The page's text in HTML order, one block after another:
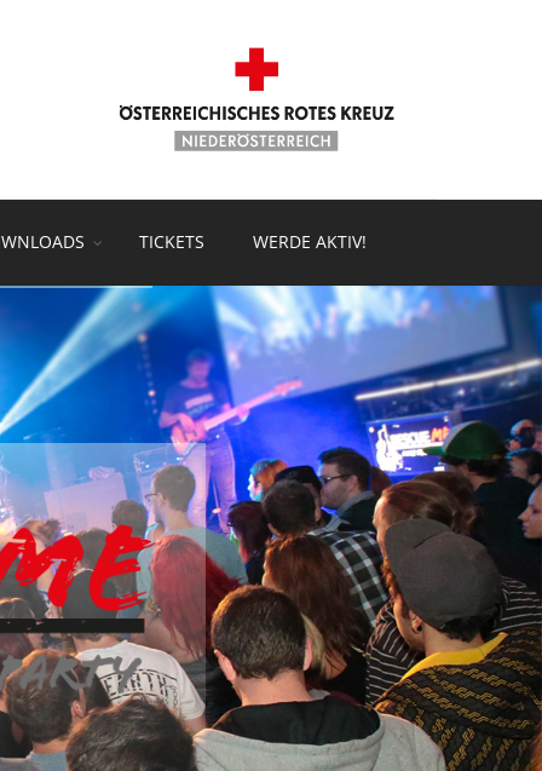
TICKETS WERDE AKTIV!